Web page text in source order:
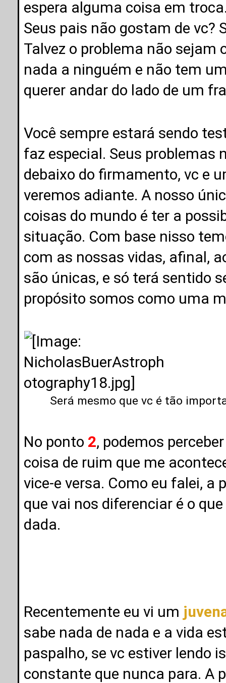
espera alguma coisa em
Seus pais não gostam de vc?
Talvez o problema não sejam
nada a ninguém e não tem
querer andar do lado de um
Você sempre estará sendo
faz especial. Seus problemas
debaixo do firmamento, vc e
veremos adiante. A nosso
coisas do mundo é ter a
situação. Com base nisso
com as nossas vidas, afinal,
são únicas, e só terá sentido
propósito somos como uma
Será mesmo que vc é tão
No ponto 2, podemos
coisa de ruim que me
vice-e versa. Como eu falei, a
que vai nos diferenciar é o
dada.
Recentemente eu vi um
sabe nada de nada e a vida
paspalho, se vc estiver lendo
constante que nunca para. A